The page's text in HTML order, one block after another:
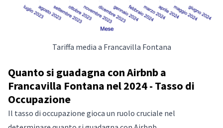
Tariffa media a Francavilla Fontana
Quanto si guadagna con Airbnb a
Francavilla Fontana nel 2024 - Tasso di
Occupazione
Il tasso di occupazione gioca un ruolo cruciale nel